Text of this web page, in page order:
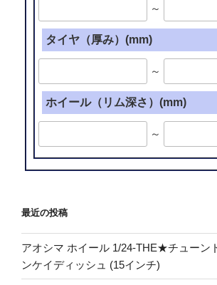
～
タイヤ（厚み）(mm)
～
ホイール（リム深さ）(mm)
～
最近の投稿
アオシマ ホイール 1/24-THE★チューン
ンケイディッシュ (15インチ)